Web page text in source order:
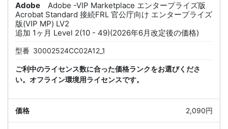
Adobe
Adobe -VIP Marketplace エンタープライズ版
Acrobat Standard 接続FRL 官公庁向け エンタープライズ
版(VIP MP) LV2
追加 1ヶ月 Level 2(10 - 49)(2026年6月改定後の価格)
型番 30002524CC02A12_1
ご利中のライセンス数に合った価格ランクをお選びくださ
い。オフライン環境用ライセンスです。
2,090円